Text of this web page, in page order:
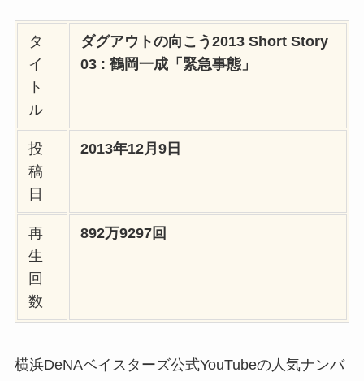
タ
イ
ト
ル
ダグアウトの向こう2013 Short Story
03 : 鶴岡一成「緊急事態」
投
稿
日
2013年12月9日
再
生
回
数
892万9297回
横浜DeNAベイスターズ公式YouTubeの人気ナンバ